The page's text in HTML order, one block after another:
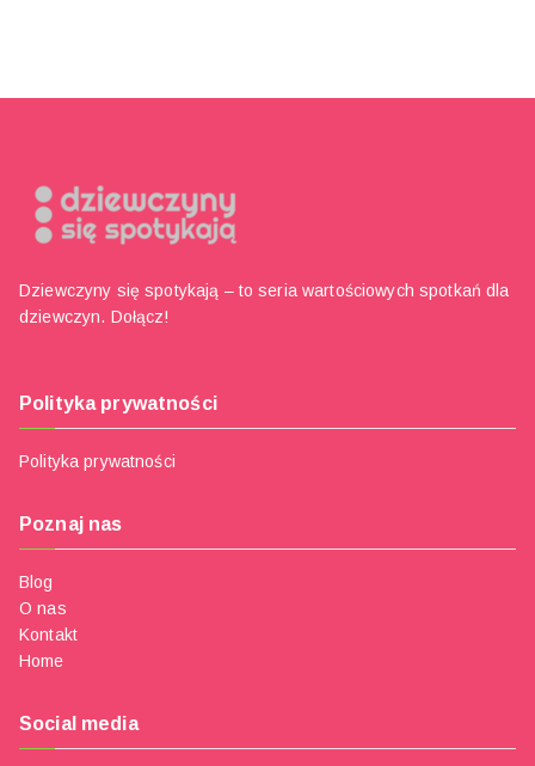
Dziewczyny się spotykają – to seria wartościowych spotkań dla
dziewczyn. Dołącz!
Polityka prywatności
Polityka prywatności
Poznaj nas
Blog
O nas
Kontakt
Home
Social media